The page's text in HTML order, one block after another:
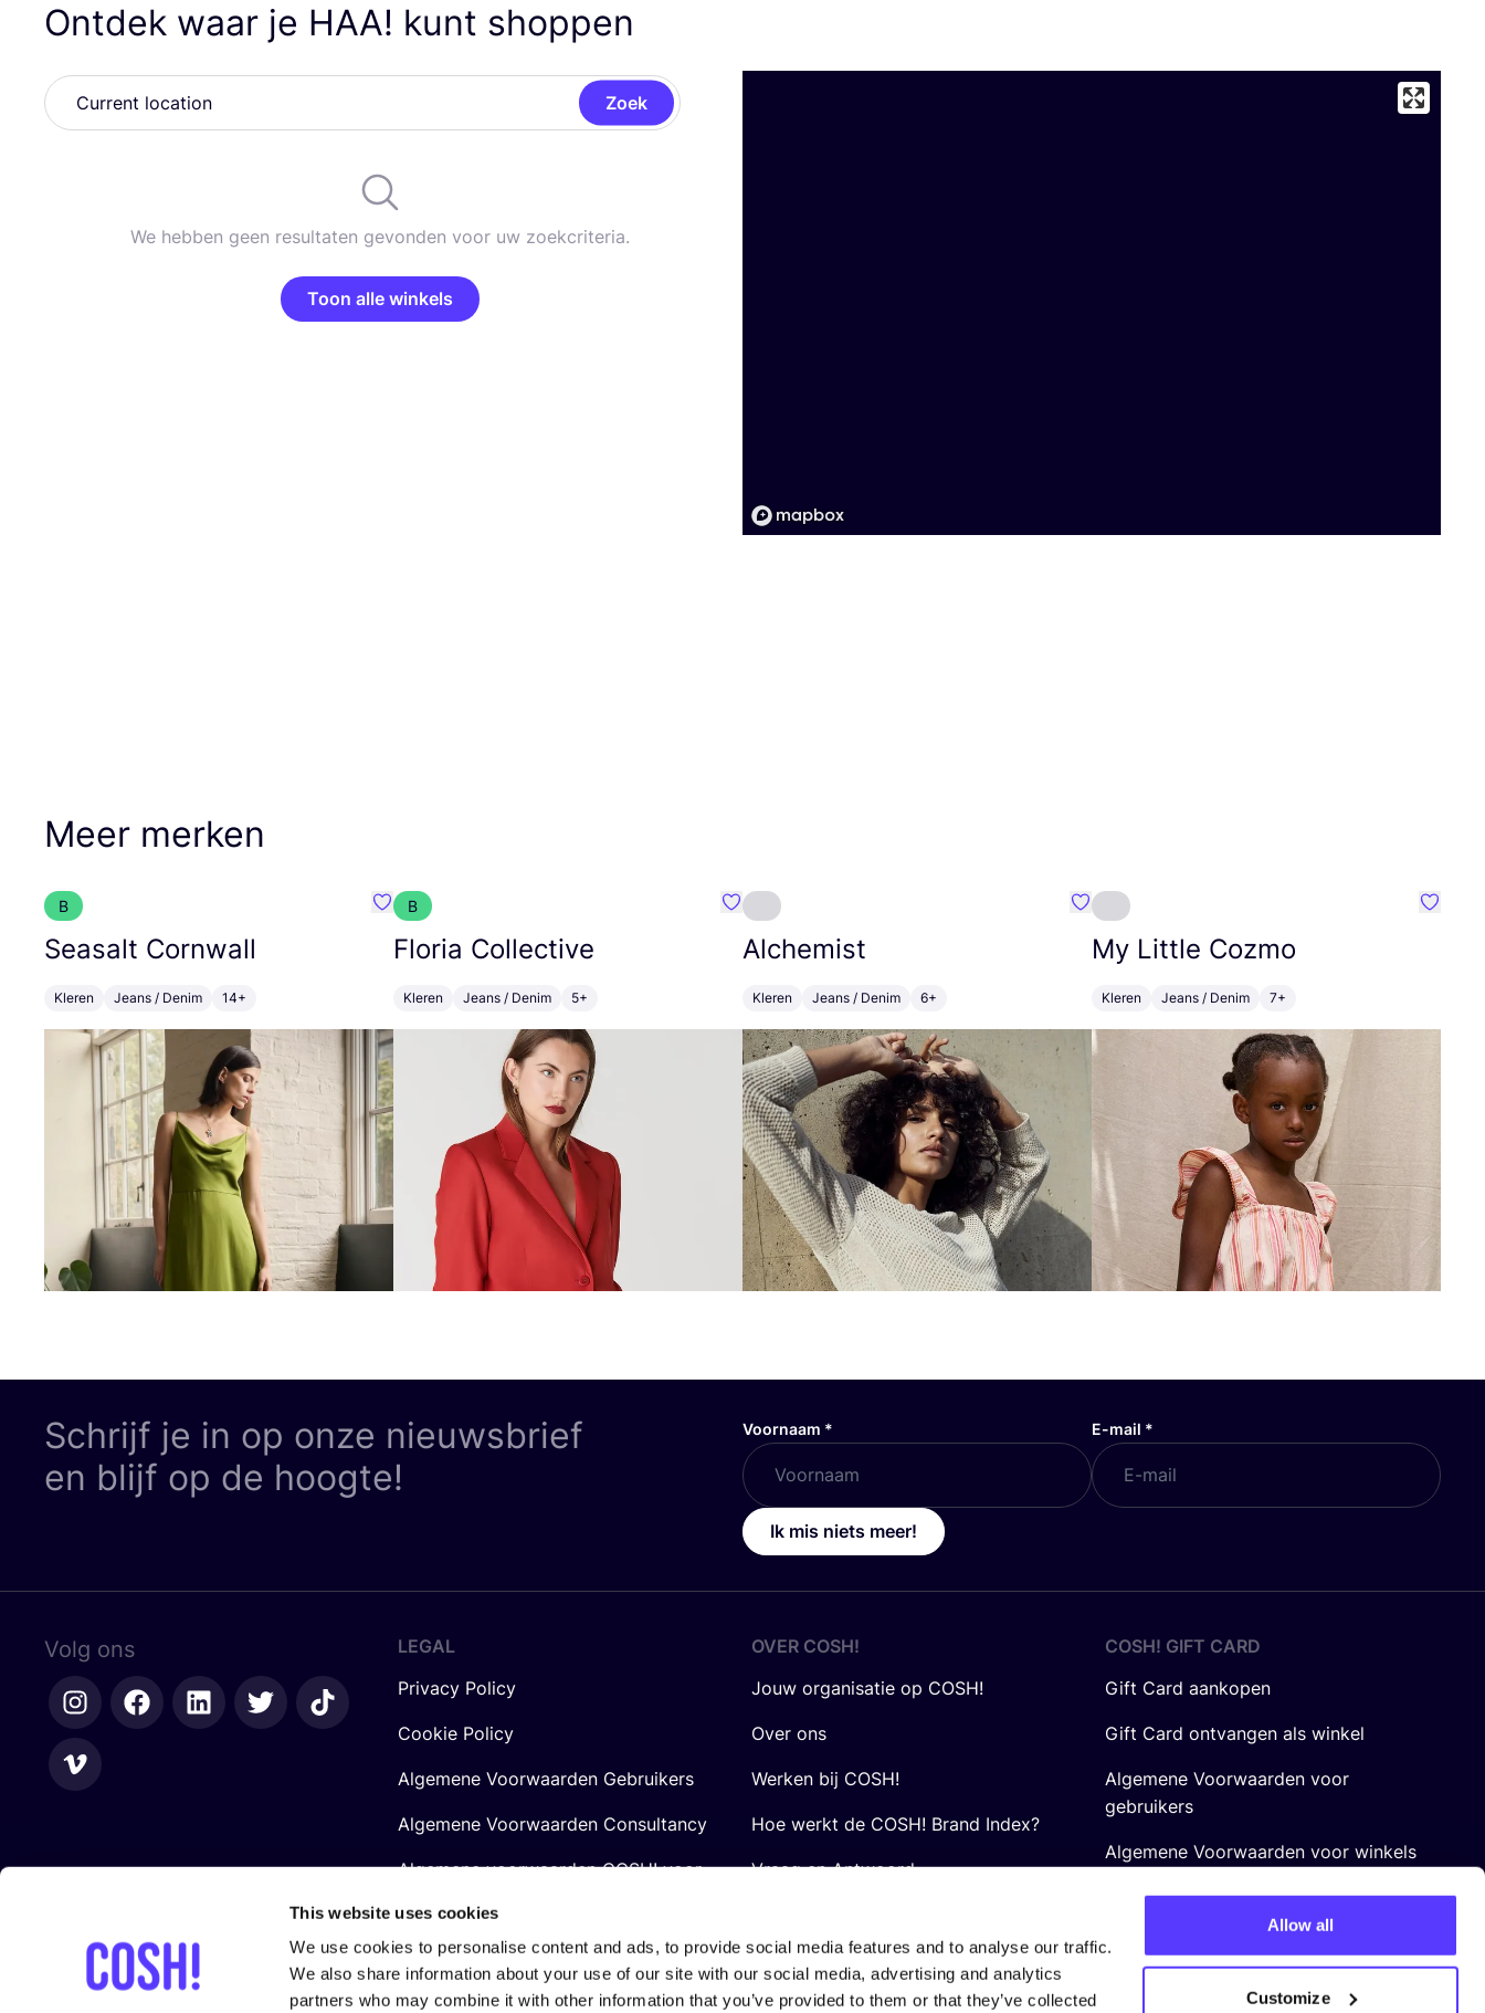
This website uses cookies
We use cookies to personalise content and ads, to provide social media features and to analyse our traffic.
We also share information about your use of our site with our social media, advertising and analytics
partners who may combine it with other information that you’ve provided to them or that they’ve collected
Allow all
Customize
Ontdek waar je HAA! kunt shoppen
Zoek
We hebben geen resultaten gevonden voor uw zoekcriteria.
Toon alle winkels
Meer merken
B
Seasalt Cornwall
Kleren Jeans / Denim 14+
Favoriete {naam}
B
Floria Collective
Kleren Jeans / Denim 5+
Favoriete {naam}
Alchemist
Kleren Jeans / Denim 6+
Favoriete {naam}
My Little Cozmo
Kleren Jeans / Denim 7+
Schrijf je in op onze nieuwsbrief
en blijf op de hoogte!
Voornaam * E-mail *
Ik mis niets meer!
Volg ons
LEGAL
Privacy Policy
Cookie Policy
Algemene Voorwaarden Gebruikers
Algemene Voorwaarden Consultancy
Algemene voorwaarden COSH! voor
OVER COSH!
Jouw organisatie op COSH!
Over ons
Werken bij COSH!
Hoe werkt de COSH! Brand Index?
Vraag en Antwoord
COSH! GIFT CARD
Gift Card aankopen
Gift Card ontvangen als winkel
Algemene Voorwaarden voor
gebruikers
Algemene Voorwaarden voor winkels